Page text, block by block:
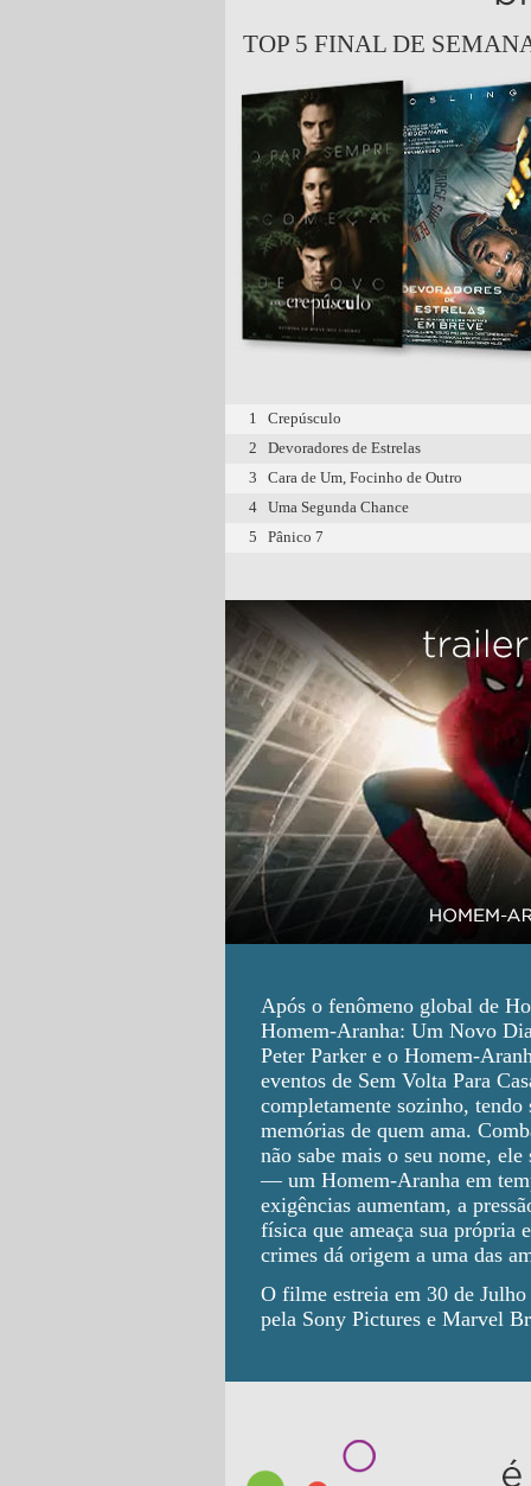
TOP 5 FINAL DE
1
Crepúsculo
2
Devoradores de Estrelas
3
Cara de Um, Focinho de Outro
4 Uma Segunda Chance
5
Pânico 7
Após o fenômeno global de
Homem-Aranha: Um Novo
Peter Parker e o Homem-
eventos de Sem Volta Para
completamente sozinho,
memórias de quem ama.
não sabe mais o seu nome,
— um Homem-Aranha em
exigências aumentam, a
física que ameaça sua própria
crimes dá origem a uma das
O filme estreia em 30 de
pela Sony Pictures e Marvel